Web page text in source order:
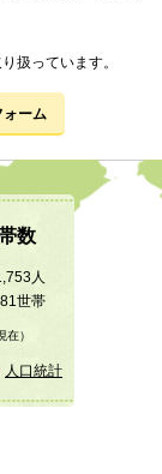
扱っています。
ォーム
数
人
世帯
在）
人口統計